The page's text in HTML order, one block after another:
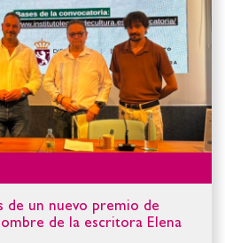
de un nuevo premio de
de la escritora Elena